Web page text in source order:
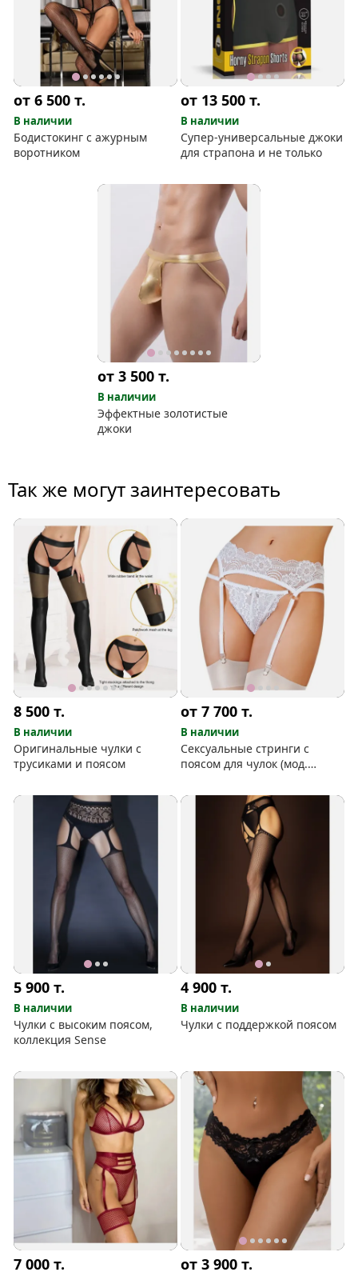
от 6 500т.
В наличии
Бодистокинг с ажурным
воротником
от 13 500т.
В наличии
Супер-универсальные джоки
для страпона и не только
от 3 500 т.
В наличии
Эффектные золотистые
джоки
Так же могут заинтересовать
8 500т.
В наличии
Оригинальные чулки с
трусиками и поясом
от 7 700т.
В наличии
Сексуальные стринги с
поясом для чулок (мод.
5 900т.
В наличии
Чулки с высоким поясом,
коллекция Sense
4 900т.
В наличии
Чулки с поддержкой поясом
7 000т. от 3 900т.